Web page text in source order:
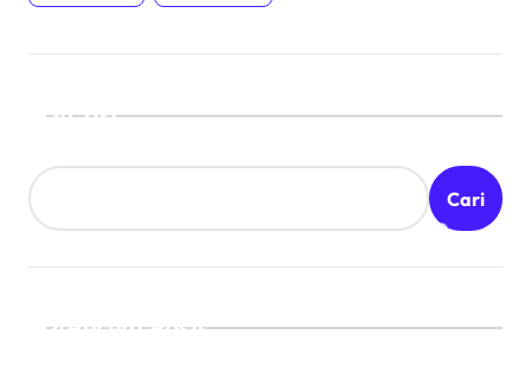
Cari
Cari
Recent Posts